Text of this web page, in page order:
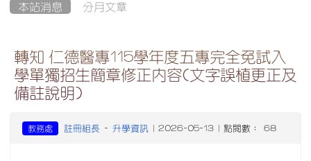
本站消息 分月文章
轉知 仁德醫專115學年度五專完全免試入
學單獨招生簡章修正內容(文字誤植更正及
備註說明)
教務處 註冊組長 - 升學資訊| 2026-05-13 | 點閱數： 68